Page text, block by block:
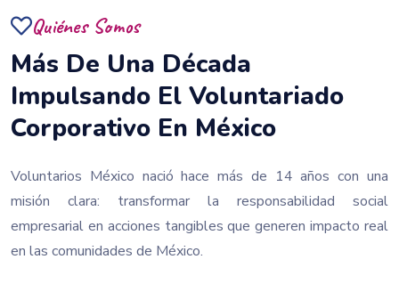
Quiénes Somos
Más De Una Década
Impulsando El Voluntariado
Corporativo En México
Voluntarios México nació hace más de 14 años con una
misión clara: transformar la responsabilidad social
empresarial en acciones tangibles que generen impacto real
en las comunidades de México.